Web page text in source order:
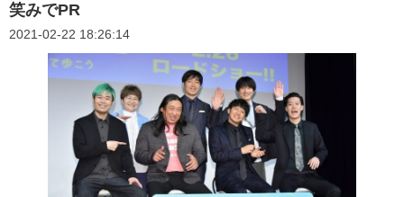
笑みでPR
2021-02-22 18:26:14